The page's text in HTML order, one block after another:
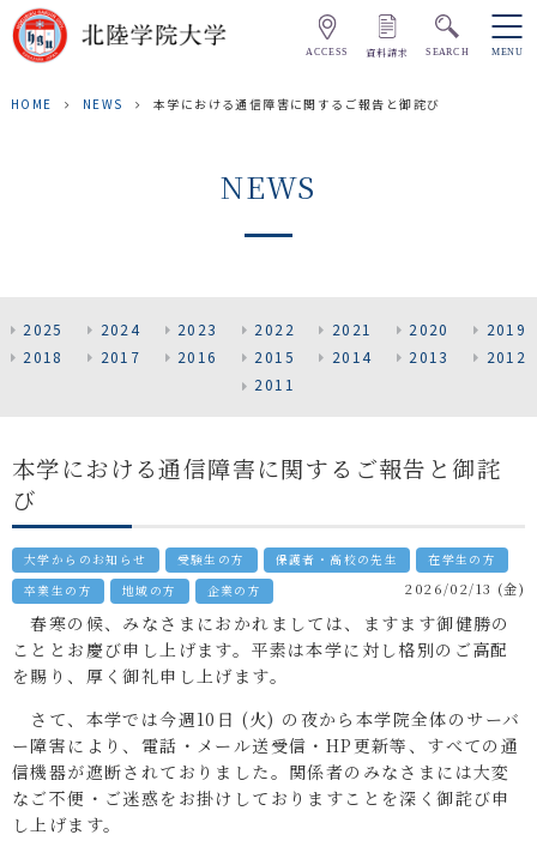
ACCESS 資料請求 SEARCH MENU
HOME NEWS 本学における通信障害に関するご報告と御詫び
NEWS
2025 2024 2023 2022 2021 2020
2019
2018
2017 2016 2015 2014 2013
2012
2011
本学における通信障害に関するご報告と御詫
び
大学からのお知らせ 受験生の方 保護者・高校の先生
在学生の方
卒業生の方
地域の方 企業の方 2026/02/13 (金)
春寒の候、みなさまにおかれましては、ますます御健勝の
こととお慶び申し上げます。平素は本学に対し格別のご高配
を賜り、厚く御礼申し上げます。
さて、本学では今週10日 (火) の夜から本学院全体のサーバ
ー障害により、電話・メール送受信・HP更新等、すべての通
信機器が遮断されておりました。関係者のみなさまには大変
なご不便・ご迷惑をお掛けしておりますことを深く御詫び申
し上げます。